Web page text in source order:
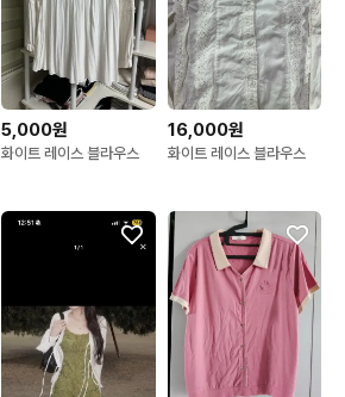
5,000원
화이트 레이스 블라우스
16,000원
화이트 레이스 블라우스